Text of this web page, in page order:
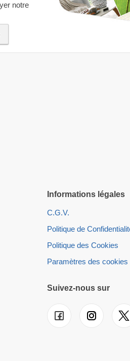
notre
Informations légales
C.G.V.
Politique de
Politique des Cookies
Paramètres des cookies
Suivez-nous sur